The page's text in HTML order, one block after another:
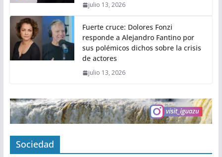
julio 13, 2026
Fuerte cruce: Dolores Fonzi
responde a Alejandro Fantino por
sus polémicos dichos sobre la crisis
de actores
julio 13, 2026
Sociedad